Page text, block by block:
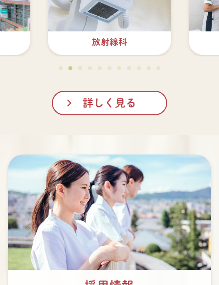
検査科
詳しく見る